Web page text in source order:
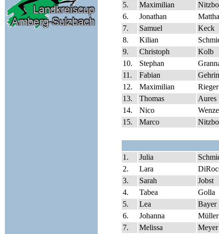
5.
Maximilian
6.
Jonathan
7.
Samuel
Keck
8.
Kilian
9.
Christoph
Kolb
10.
Stephan
11.
Fabian
12.
Maximilian
Rieger
13.
Thomas
Aures
14.
Nico
15.
Marco
1. Julia
2.
Lara
3.
Sarah
Jobst
4.
Tabea
Golla
5.
Lea
Bayer
6.
Johanna
Müller
7.
Melissa
Meyer